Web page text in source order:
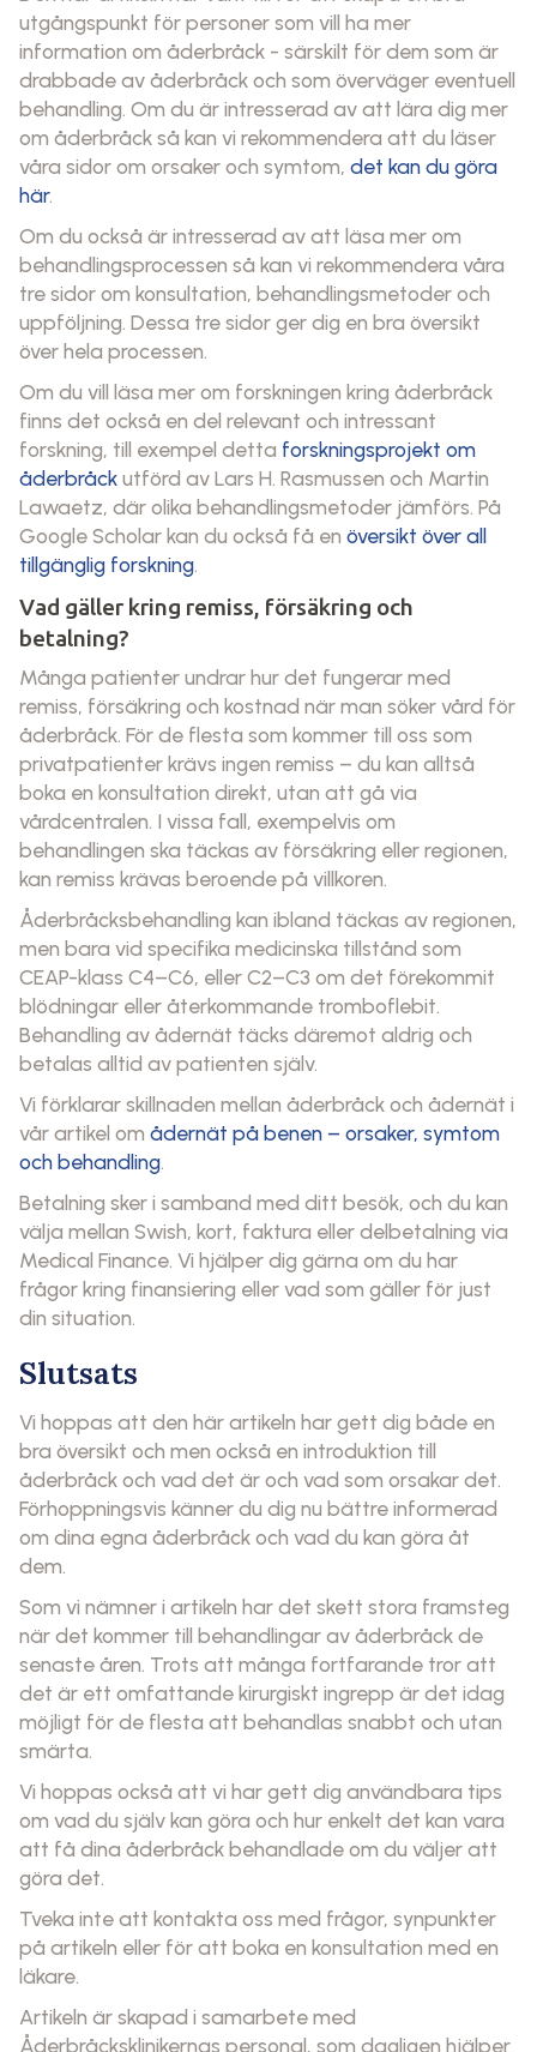
utgångspunkt för personer som vill ha mer
information om åderbråck - särskilt för dem som är
drabbade av åderbråck och som överväger eventuell
behandling. Om du är intresserad av att lära dig mer
om åderbråck så kan vi rekommendera att du läser
våra sidor om orsaker och symtom, det kan du göra
här.
Om du också är intresserad av att läsa mer om
behandlingsprocessen så kan vi rekommendera våra
tre sidor om konsultation, behandlingsmetoder och
uppföljning. Dessa tre sidor ger dig en bra översikt
över hela processen.
Om du vill läsa mer om forskningen kring åderbråck
finns det också en del relevant och intressant
forskning, till exempel detta forskningsprojekt om
åderbråckutförd av Lars H. Rasmussen och Martin
Lawaetz, där olika behandlingsmetoder jämförs. På
Google Scholar kan du också få en översikt över all
tillgänglig forskning.
Vad gäller kring remiss, försäkring och
betalning?
Många patienter undrar hur det fungerar med
remiss, försäkring och kostnad när man söker vård för
åderbråck. För de flesta som kommer till oss som
privatpatienter krävs ingen remiss – du kan alltså
boka en konsultation direkt, utan att gå via
vårdcentralen. I vissa fall, exempelvis om
behandlingen ska täckas av försäkring eller regionen,
kan remiss krävas beroende på villkoren.
Åderbråcksbehandling kan ibland täckas av regionen,
men bara vid specifika medicinska tillstånd som
CEAP-klass C4–C6, eller C2–C3 om det förekommit
blödningar eller återkommande tromboflebit.
Behandling av ådernät täcks däremot aldrig och
betalas alltid av patienten själv.
Vi förklarar skillnaden mellan åderbråck och ådernät i
vår artikel om ådernät på benen – orsaker, symtom
och behandling.
Betalning sker i samband med ditt besök, och du kan
välja mellan Swish, kort, faktura eller delbetalning via
Medical Finance. Vi hjälper dig gärna om du har
frågor kring finansiering eller vad som gäller för just
din situation.
Slutsats
Vi hoppas att den här artikeln har gett dig både en
bra översikt och men också en introduktion till
åderbråck och vad det är och vad som orsakar det.
Förhoppningsvis känner du dig nu bättre informerad
om dina egna åderbråck och vad du kan göra åt
dem.
Som vi nämner i artikeln har det skett stora framsteg
när det kommer till behandlingar av åderbråck de
senaste åren. Trots att många fortfarande tror att
det är ett omfattande kirurgiskt ingrepp är det idag
möjligt för de flesta att behandlas snabbt och utan
smärta.
Vi hoppas också att vi har gett dig användbara tips
om vad du själv kan göra och hur enkelt det kan vara
att få dina åderbråck behandlade om du väljer att
göra det.
Tveka inte att kontakta oss med frågor, synpunkter
på artikeln eller för att boka en konsultation med en
läkare.
Artikeln är skapad i samarbete med
Åderbråcksklinikernas personal, som dagligen hjälper